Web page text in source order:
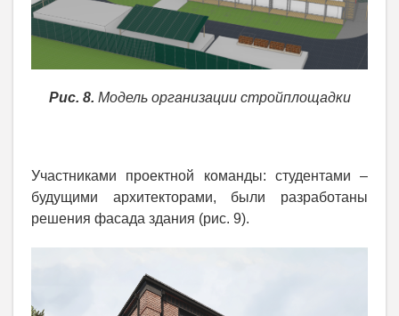
Рис. 8. Модель организации стройплощадки
Участниками проектной команды: студентами –
будущими архитекторами, были разработаны
решения фасада здания (рис. 9).